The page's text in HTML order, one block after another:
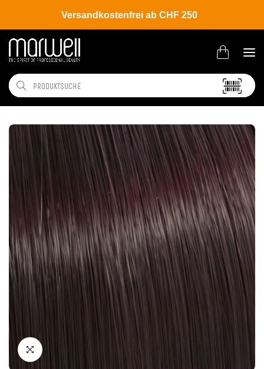
Versandkostenfrei ab CHF 250
Shop Brands Wella